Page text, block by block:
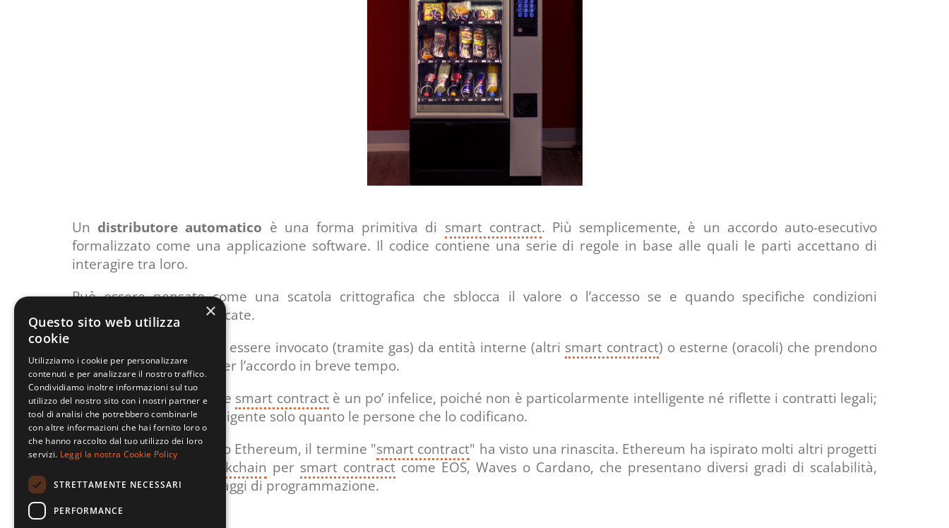
Un distributore automatico è una forma primitiva di smart contract. Più semplicemente, è un accordo auto-esecutivo
formalizzato come una applicazione software. Il codice contiene una serie di regole in base alle quali le parti accettano di
interagire tra loro.
Può essere pensato come una scatola crittografica che sblocca il valore o l’accesso se e quando specifiche condizioni
predefinite si sono verificate.
può essere invocato (tramite gas) da entità interne (altri smart contract) o esterne (oracoli) che prendono
dati off-chain rilevanti per l’accordo in breve tempo.
Effettivamente il termine smart contractè un po’ infelice, poiché non è particolarmente intelligente né riflette i contratti legali;
losmart contractè intelligente solo quanto le persone che lo codificano.
Dall'avvento del progetto Ethereum, il termine "smart contract" ha visto una rinascita. Ethereum ha ispirato molti altri progetti
blockchain per smart contract come EOS, Waves o Cardano, che presentano diversi gradi di scalabilità,
sicurezza e diversi linguaggi di programmazione.
×
Questo sito web utilizza
cookie
Utilizziamo i cookie per personalizzare
contenuti e per analizzare il nostro traffico.
Condividiamo inoltre informazioni sul tuo
utilizzo del nostro sito con i nostri partner e
tool di analisi che potrebbero combinarle
con altre informazioni che hai fornito loro o
che hanno raccolto dal tuo utilizzo dei loro
servizi. Leggi la nostra Cookie Policy
STRETTAMENTE NECESSARI
PERFORMANCE